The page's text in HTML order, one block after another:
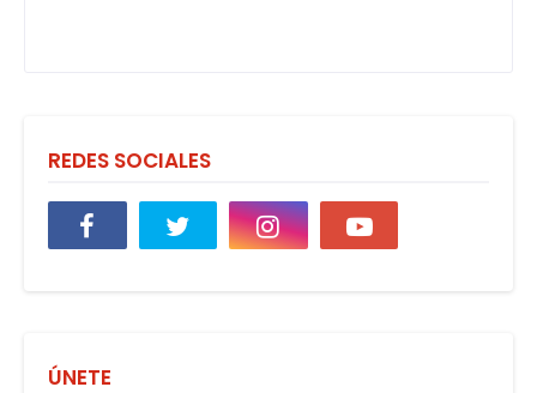
REDES SOCIALES
ÚNETE